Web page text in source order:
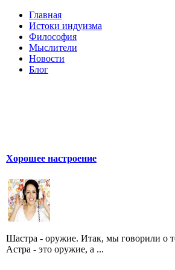
Главная
Истоки индуизма
Философия
Мыслители
Новости
Блог
Хорошее настроение
Шастра - оружие. Итак, мы говорили о
Астра - это оружие, а ...